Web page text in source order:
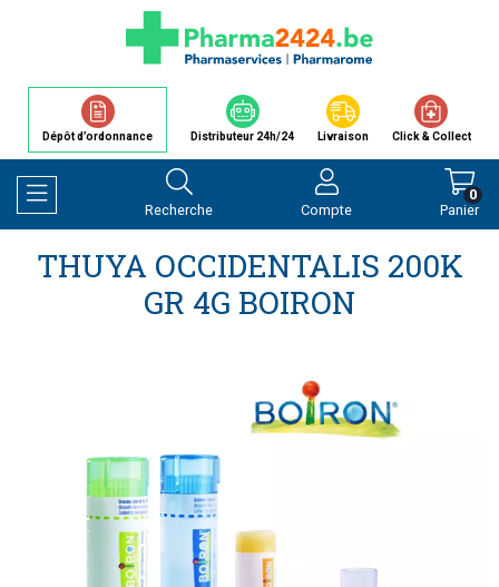
Dépôt d’ordonnance Distributeur 24h/24 Livraison Click & Collect
Afficher la navigation
Recherche Compte Panier
0
THUYA OCCIDENTALIS 200K
GR 4G BOIRON